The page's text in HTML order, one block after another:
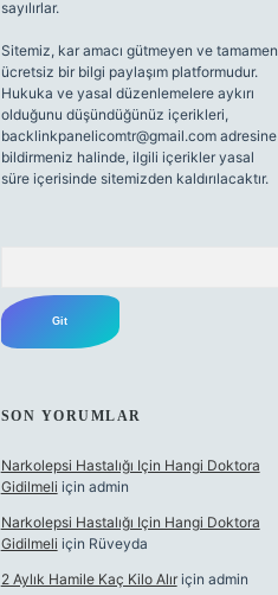
sayılırlar.
Sitemiz, kar amacı gütmeyen ve tamamen
ücretsiz bir bilgi paylaşım platformudur.
Hukuka ve yasal düzenlemelere aykırı
olduğunu düşündüğünüz içerikleri,
backlinkpanelicomtr@gmail.comadresine
bildirmeniz halinde, ilgili içerikler yasal
süre içerisinde sitemizden kaldırılacaktır.
SON YORUMLAR
Narkolepsi Hastalığı Için Hangi Doktora
Gidilmeli için admin
Narkolepsi Hastalığı Için Hangi Doktora
Gidilmeli için Rüveyda
2 Aylık Hamile Kaç Kilo Alıriçin admin